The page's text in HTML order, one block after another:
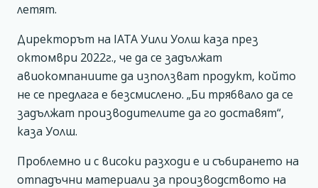
летят.
Директорът на IATA Уили Уолш каза през
октомври 2022г., че да се задължат
авиокомпаниите да използват продукт, който
не се предлага е безсмислено. „Би трябвало да се
задължат производителите да го доставят“,
каза Уолш.
Проблемно и с високи разходи е и събирането на
отпадъчни материали за производството на